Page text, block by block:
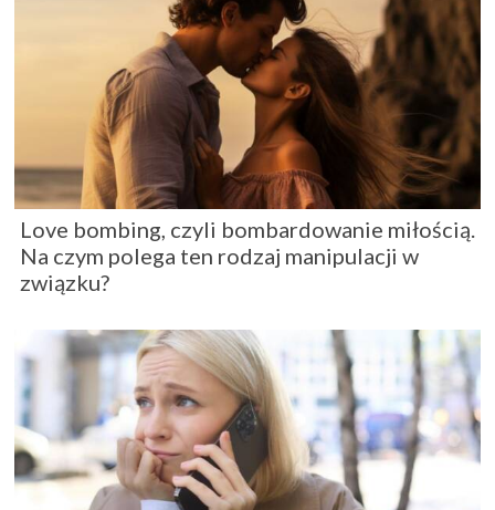
Love bombing, czyli bombardowanie miłością.
Na czym polega ten rodzaj manipulacji w
związku?